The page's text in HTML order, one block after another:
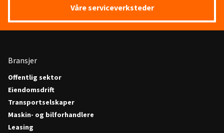
Våre serviceverksteder
Bransjer
Offentlig sektor
Eiendomsdrift
Transportselskaper
Maskin- og bilforhandlere
Leasing